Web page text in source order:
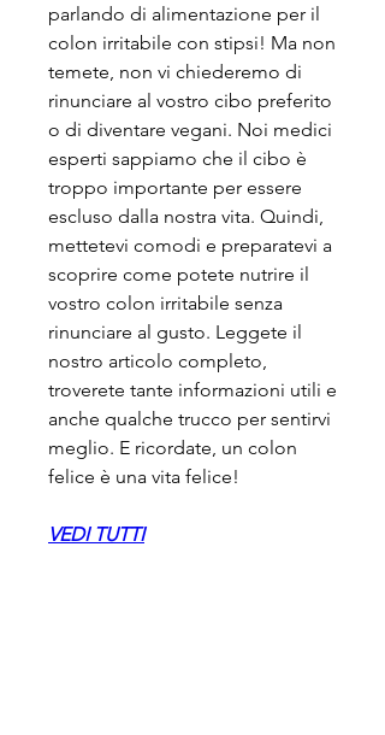
parlando di alimentazione per il
colon irritabile con stipsi! Ma non
temete, non vi chiederemo di
rinunciare al vostro cibo preferito
o di diventare vegani. Noi medici
esperti sappiamo che il cibo è
troppo importante per essere
escluso dalla nostra vita. Quindi,
mettetevi comodi e preparatevi a
scoprire come potete nutrire il
vostro colon irritabile senza
rinunciare al gusto. Leggete il
nostro articolo completo,
troverete tante informazioni utili e
anche qualche trucco per sentirvi
meglio. E ricordate, un colon
felice è una vita felice!
VEDI TUTTI